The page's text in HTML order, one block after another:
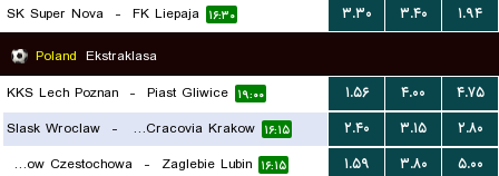
SK Super Nova - FK Liepaja ۱۶:۳۰ ۳.۳۰ ۳.۴۰
۱.۹۴
Poland Ekstraklasa
KKS Lech Poznan - Piast Gliwice ۱۹:۰۰ ۱.۵۶ ۴.۰۰
۴.۷۵
Slask Wroclaw - MKS Cracovia Krakow ۱۶:۱۵ ۲.۴۰ ۳.۱۵
۲.۸۰
Rakow Czestochowa
- Zaglebie Lubin ۱۶:۱۵ ۱.۵۹ ۳.۸۰
۵.۰۰